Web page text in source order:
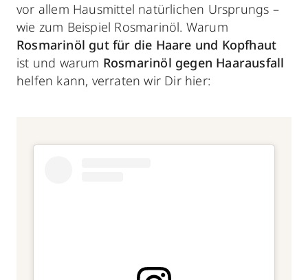
vor allem Hausmittel natürlichen Ursprungs –
wie zum Beispiel Rosmarinöl. Warum
Rosmarinöl gut für die Haare und Kopfhaut
ist und warum Rosmarinöl gegen Haarausfall
helfen kann, verraten wir Dir hier: